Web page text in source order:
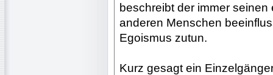
beschreibt der immer
anderen Menschen
Egoismus zutun.
Kurz gesagt ein